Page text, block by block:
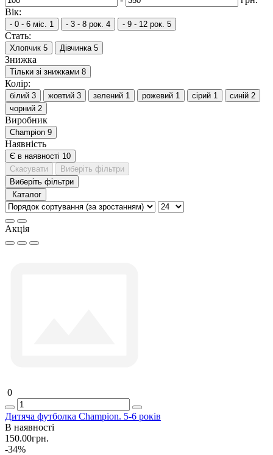
Вік:
- 0 - 6 міс. 1 - 3 - 8 рок. 4 - 9 - 12 рок. 5
Стать:
Хлопчик 5 Дівчинка 5
Знижка
Тільки зі знижками 8
Колір:
білий 3 жовтий 3 зелений 1 рожевий 1 сірий 1 синій 2
чорний 2
Виробник
Champion 9
Наявність
Є в наявності 10
Скасувати
Виберіть фільтри
Виберіть фільтри
Каталог
Акція
0
Дитяча футболка Champion. 5-6 років
В наявності
150.00грн.
-34%